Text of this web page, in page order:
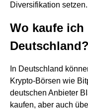
Diversifikation setzen.
Wo kaufe
Deutschland?
In Deutschland
Krypto-Börsen wie
deutschen Anbieter
kaufen, aber auch